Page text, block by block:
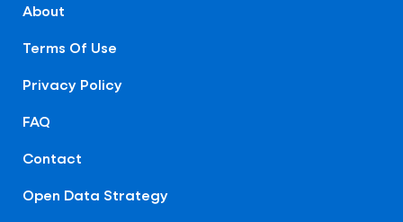
About
Terms Of Use
Privacy Policy
FAQ
Contact
Open Data Strategy